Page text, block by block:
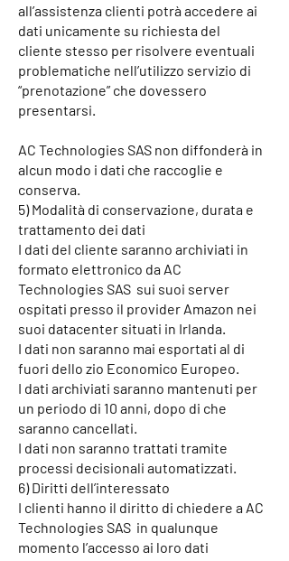
all’assistenza clienti potrà accedere ai
dati unicamente su richiesta del
cliente stesso per risolvere eventuali
problematiche nell’utilizzo servizio di
“prenotazione” che dovessero
presentarsi.
AC Technologies SAS non diffonderà in
alcun modo i dati che raccoglie e
conserva.
5) Modalità di conservazione, durata e
trattamento dei dati
I dati del cliente saranno archiviati in
formato elettronico da AC
Technologies SAS sui suoi server
ospitati presso il provider Amazon nei
suoi datacenter situati in Irlanda.
I dati non saranno mai esportati al di
fuori dello zio Economico Europeo.
I dati archiviati saranno mantenuti per
un periodo di 10 anni, dopo di che
saranno cancellati.
I dati non saranno trattati tramite
processi decisionali automatizzati.
6) Diritti dell’interessato
I clienti hanno il diritto di chiedere a AC
Technologies SAS in qualunque
momento l’accesso ai loro dati